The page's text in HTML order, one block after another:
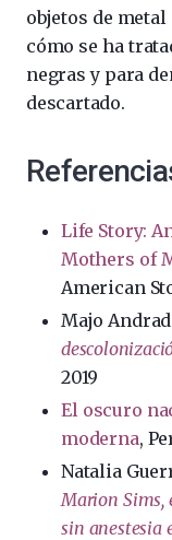
objetos de
cómo se ha
negras y para
descartado.
Life Story:
Mothers of
American
Majo
2019
El oscuro
moderna,
Natalia
Marion Sims,
sin anestesia